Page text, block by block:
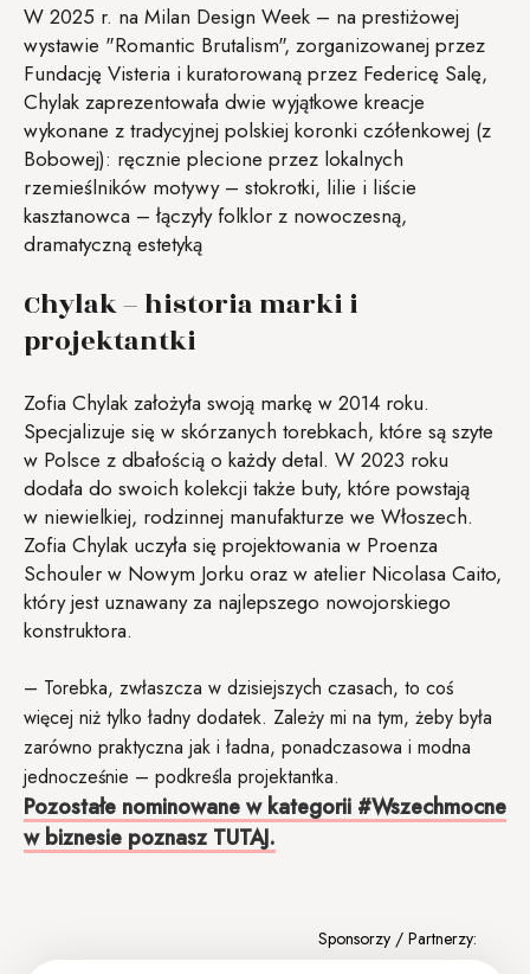
W 2025 r. na Milan Design Week – na prestiżowej
wystawie "Romantic Brutalism", zorganizowanej przez
Fundację Visteria i kuratorowaną przez Federicę Salę,
Chylak zaprezentowała dwie wyjątkowe kreacje
wykonane z tradycyjnej polskiej koronki czółenkowej (z
Bobowej): ręcznie plecione przez lokalnych
rzemieślników motywy – stokrotki, lilie i liście
kasztanowca – łączyły folklor z nowoczesną,
dramatyczną estetyką
Chylak – historia marki i
projektantki
Zofia Chylak założyła swoją markę w 2014 roku.
Specjalizuje się w skórzanych torebkach, które są szyte
w Polsce z dbałością o każdy detal. W 2023 roku
dodała do swoich kolekcji także buty, które powstają
w niewielkiej, rodzinnej manufakturze we Włoszech.
Zofia Chylak uczyła się projektowania w Proenza
Schouler w Nowym Jorku oraz w atelier Nicolasa Caito,
który jest uznawany za najlepszego nowojorskiego
konstruktora.
– Torebka, zwłaszcza w dzisiejszych czasach, to coś
więcej niż tylko ładny dodatek. Zależy mi na tym, żeby była
zarówno praktyczna jak i ładna, ponadczasowa i modna
jednocześnie – podkreśla projektantka.
Pozostałe nominowane w kategorii #Wszechmocne
w biznesie poznasz TUTAJ.